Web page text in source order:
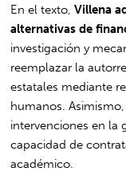
En el texto,Villena
alternativas de
investigación y
reemplazar la
estatales mediante
humanos.
intervenciones en la
capacidad de
académico.